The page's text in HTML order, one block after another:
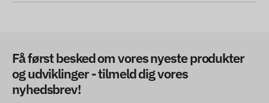
Få først besked om vores nyeste produkter
og udviklinger - tilmeld dig vores
nyhedsbrev!